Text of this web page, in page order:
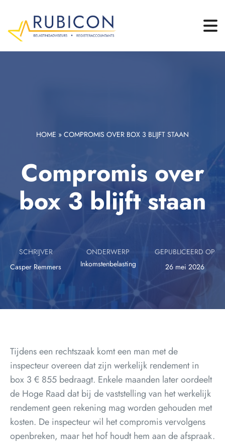
HOME » COMPROMIS OVER BOX 3 BLIJFT STAAN
Compromis over
box 3 blijft staan
SCHRIJVER
Casper Remmers
ONDERWERP
Inkomstenbelasting
GEPUBLICEERD OP
26 mei 2026
Tijdens een rechtszaak komt een man met de
inspecteur overeen dat zijn werkelijk rendement in
box 3 € 855 bedraagt. Enkele maanden later oordeelt
de Hoge Raad dat bij de vaststelling van het werkelijk
rendement geen rekening mag worden gehouden met
kosten. De inspecteur wil het compromis vervolgens
openbreken, maar het hof houdt hem aan de afspraak.